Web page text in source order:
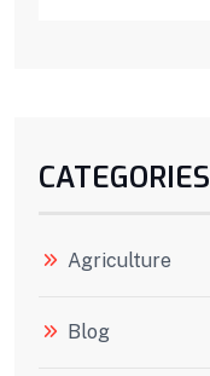
CATEGORIES
Agriculture
Blog